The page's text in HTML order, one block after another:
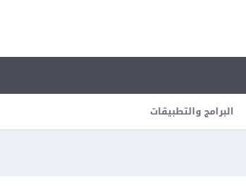
البرامج والتطبيقات